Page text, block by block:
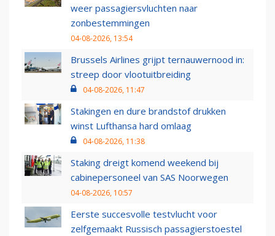
weer passagiersvluchten naar
zonbestemmingen
04-08-2026, 13:54
Brussels Airlines grijpt ternauwernood in:
streep door vlootuitbreiding
04-08-2026, 11:47
Stakingen en dure brandstof drukken
winst Lufthansa hard omlaag
04-08-2026, 11:38
Staking dreigt komend weekend bij
cabinepersoneel van SAS Noorwegen
04-08-2026, 10:57
Eerste succesvolle testvlucht voor
zelfgemaakt Russisch passagierstoestel